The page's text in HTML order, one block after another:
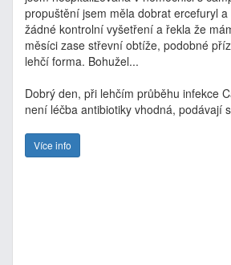
propuštění jsem měla dobrat ercefuryl
žádné kontrolní vyšetření a řekla že
měsíci zase střevní obtíže, podobné
lehčí forma. Bohužel...
Dobrý den, při lehčím průběhu infekce
není léčba antibiotiky vhodná, podávají
Více info